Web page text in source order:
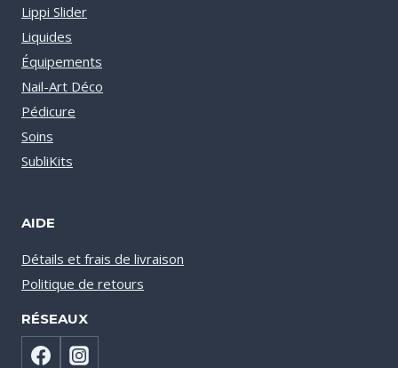
Lippi Slider
Liquides
Équipements
Nail-Art Déco
Pédicure
Soins
SubliKits
AIDE
Détails et frais de livraison
Politique de retours
RÉSEAUX